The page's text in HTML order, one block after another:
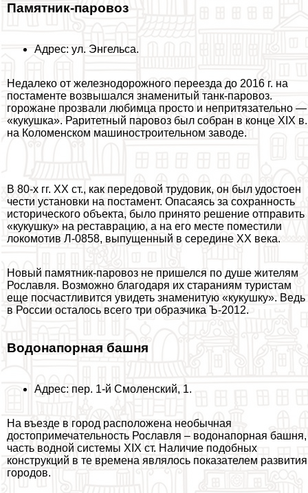
Памятник-паровоз
Адрес: ул. Энгельса.
Недалеко от железнодорожного переезда до 2016 г. на
постаменте возвышался знаменитый танк-паровоз.
горожане прозвали любимца просто и непритязательно —
«кукушка». Раритетный паровоз был собран в конце XIX в.
на Коломенском машиностроительном заводе.
В 80-х гг. XX ст., как передовой трудовик, он был удостоен
чести установки на постамент. Опасаясь за сохранность
исторического объекта, было принято решение отправить
«кукушку» на реставрацию, а на его месте поместили
локомотив Л-0858, выпущенный в середине XX века.
Новый памятник-паровоз не пришелся по душе жителям
Рославля. Возможно благодаря их стараниям туристам
еще посчастливится увидеть знаменитую «кукушку». Ведь
в России осталось всего три образчика Ъ-2012.
Водонапopная башня
Адрес: пер. 1-й Смоленский, 1.
На въезде в город расположена необычная
достопримечательность Рославля – водонапopная башня,
часть водной системы XIX ст. Наличие подобных
конструкций в те времена являлось показателем развития
городов.